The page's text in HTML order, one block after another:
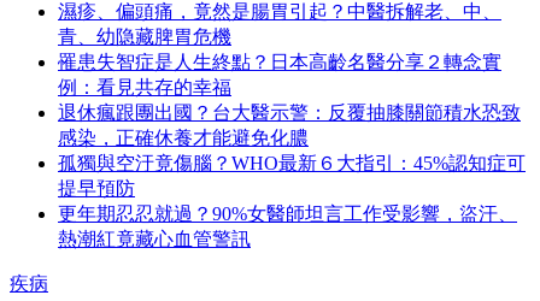
濕疹、偏頭痛，竟然是腸胃引起？中醫拆解老、中、
青、幼隐藏脾胃危機
罹患失智症是人生終點？日本高齡名醫分享２轉念實
例：看見共存的幸福
退休瘋跟團出國？台大醫示警：反覆抽膝關節積水恐致
感染，正確休養才能避免化膿
孤獨與空汙竟傷腦？WHO最新６大指引：45%認知症可
提早預防
更年期忍忍就過？90%女醫師坦言工作受影響，盜汗、
熱潮紅竟藏心血管警訊
疾病